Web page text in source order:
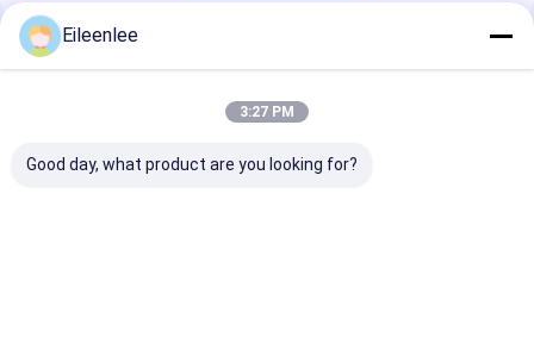
Empfohlene Produkte
Eileenlee
3:27 PM
Good day, what product are you looking for?